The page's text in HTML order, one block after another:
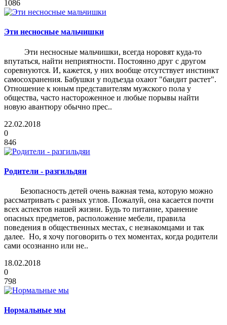
1086
Эти несносные мальчишки
Эти несносные мальчишки, всегда норовят куда-то
впутаться, найти неприятности. Постоянно друг с другом
соревнуются. И, кажется, у них вообще отсутствует инстинкт
самосохранения. Бабушки у подъезда охают "бандит растет".
Отношение к юным представителям мужского пола у
общества, часто настороженное и любые порывы найти
новую авантюру обычно прес..
22.02.2018
0
846
Родители - разгильдяи
Безопасность детей очень важная тема, которую можно
рассматривать с разных углов. Пожалуй, она касается почти
всех аспектов нашей жизни. Будь то питание, хранение
опасных предметов, расположение мебели, правила
поведения в общественных местах, с незнакомцами и так
далее. Но, я хочу поговорить о тех моментах, когда родители
сами осознанно или не..
18.02.2018
0
798
Нормальные мы